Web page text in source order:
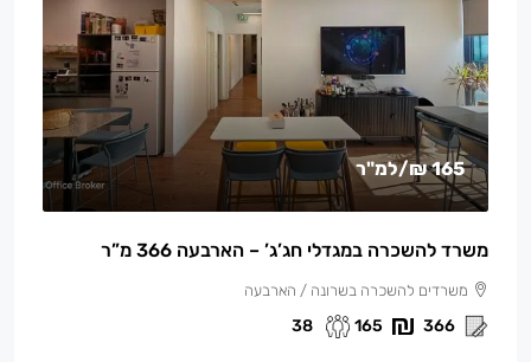
165 ₪ /למ"ר
משרד להשכרה במגדלי חג’ג’ – הארבעה 366 מ”ר
משרדים להשכרה בשרונה / הארבעה
366
165
38